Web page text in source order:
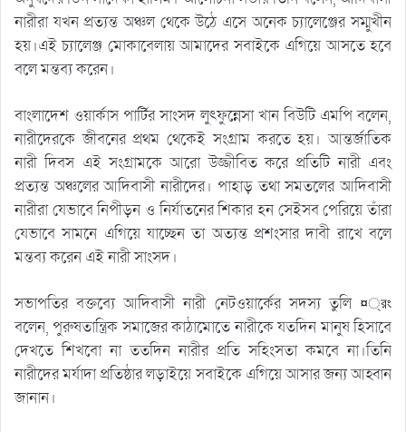
নারীরা যখন প্রত্যন্ত অঞ্চল থেকে উঠে এসে অনেক চ্যালেঞ্জের সম্মুখীন
হয়।এই চ্যালেঞ্জ মোকাবেলায় আমাদের সবাইকে এগিয়ে আসতে হবে
বলে মন্তব্য করেন।
বাংলাদেশ ওয়ার্কাস পার্টির সাংসদ লুৎফুন্নেসা খান বিউটি এমপি বলেন,
নারীদেরকে জীবনের প্রথম থেকেই সংগ্রাম করতে হয়। আন্তর্জাতিক
নারী দিবস এই সংগ্রামকে আরো উজ্জীবিত করে প্রতিটি নারী এবং
প্রত্যন্ত অঞ্চলের আদিবাসী নারীদের। পাহাড় তথা সমতলের আদিবাসী
নারীরা যেভাবে নিপীড়ন ও নির্যাতনের শিকার হন সেইসব পেরিয়ে তাঁরা
যেভাবে সামনে এগিয়ে যাচ্ছেন তা অত্যন্ত প্রশংসার দাবী রাখে বলে
মন্তব্য করেন এই নারী সাংসদ।
সভাপতির বক্তব্যে আদিবাসী নারী নেটওয়ার্কের সদস্য তুলি ¤্রং
বলেন, পুরুষতান্ত্রিক সমাজের কাঠামোতে নারীকে যতদিন মানুষ হিসাবে
দেখতে শিখবো না ততদিন নারীর প্রতি সহিংসতা কমবে না।তিনি
নারীদের মর্যাদা প্রতিষ্ঠার লড়াইয়ে সবাইকে এগিয়ে আসার জন্য আহ্বান
জানান।